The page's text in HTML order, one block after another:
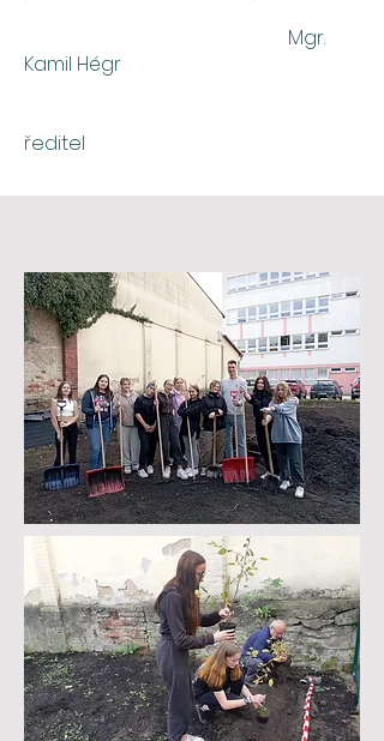
Mgr.
Kamil Hégr
ředitel